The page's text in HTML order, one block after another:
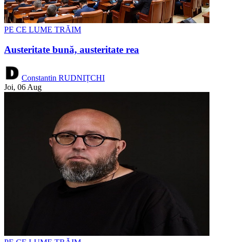
PE CE LUME TRĂIM
Austeritate bună, austeritate rea
Constantin RUDNIȚCHI
Joi, 06 Aug